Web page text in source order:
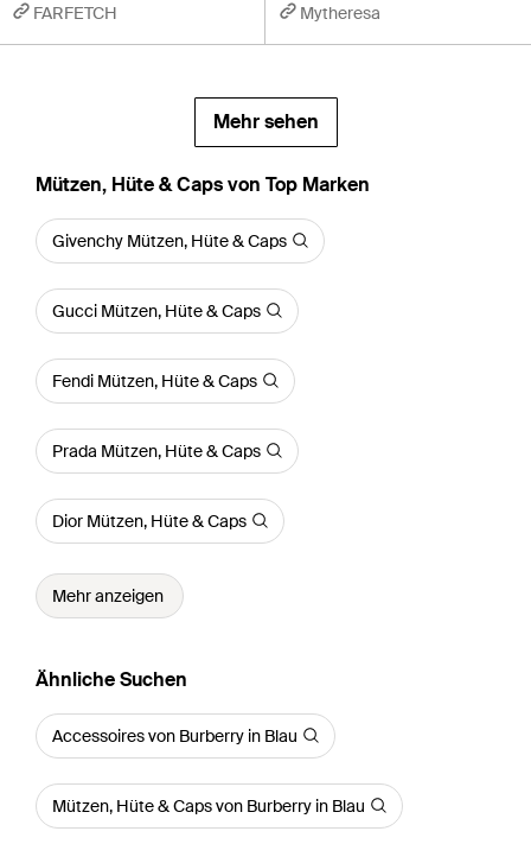
FARFETCH Mytheresa
Mehr sehen
Mützen, Hüte & Caps von Top Marken
Givenchy Mützen, Hüte & Caps
Gucci Mützen, Hüte & Caps
Fendi Mützen, Hüte & Caps
Prada Mützen, Hüte & Caps
Dior Mützen, Hüte & Caps
Mehr anzeigen
Ähnliche Suchen
Accessoires von Burberry in Blau
Mützen, Hüte & Caps von Burberry in Blau